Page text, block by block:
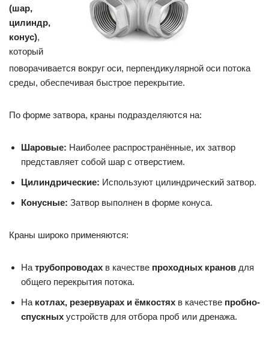
(шар,
цилиндр,
конус),
который
поворачивается вокруг оси, перпендикулярной оси потока
среды, обеспечивая быстрое перекрытие.
По форме затвора, краны подразделяются на:
Шаровые: Наиболее распространённые, их затвор
представляет собой шар с отверстием.
Цилиндрические: Используют цилиндрический затвор.
Конусные: Затвор выполнен в форме конуса.
Краны широко применяются:
На трубопроводах в качестве проходных кранов для
общего перекрытия потока.
На котлах, резервуарах и ёмкостях в качестве пробно-
спускных устройств для отбора проб или дренажа.